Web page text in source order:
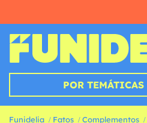
POR TEMÁTICAS
Funidelia Fatos Complementos